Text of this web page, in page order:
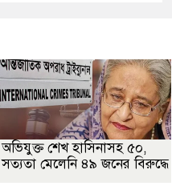
অভিযুক্ত শেখ হাসিনাসহ ৫০,
সত্যতা মেলেনি ৪৯ জনের বিরুদ্ধে